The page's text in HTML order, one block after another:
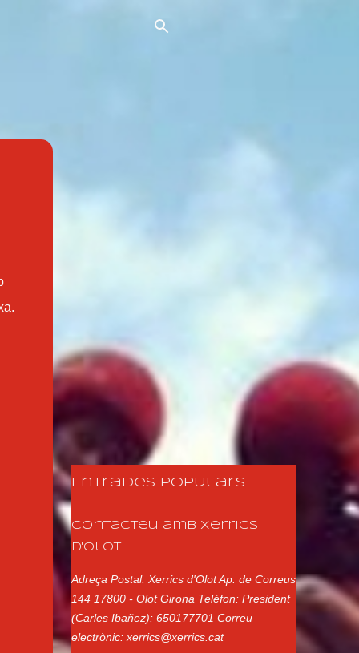
Entrades populars
Contacteu amb Xerrics
d'Olot
Adreça Postal: Xerrics d'Olot Ap. de Correus
144 17800 - Olot Girona Telèfon: President
(Carles Ibañez): 650177701 Correu
electrònic: xerrics@xerrics.cat